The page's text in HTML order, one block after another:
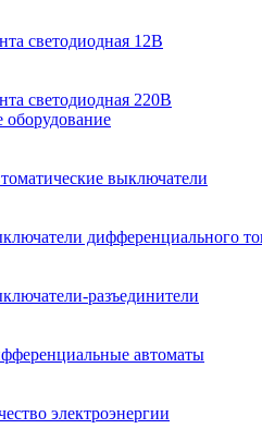
светодиодная 12В
светодиодная 220В
выключатели
дифференциального
разъединители
автоматы
электроэнергии